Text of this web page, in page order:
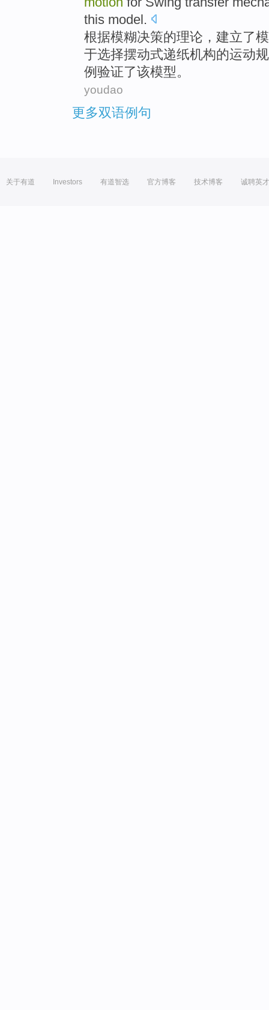
this model.
根据模糊决策的理论 ， 建立了
于选择摆动式递纸机构的运动
例 验证了该模型。
youdao
更多双语例句
关于有道 Investors 有道智选 官方博客 技术博客 诚聘英才